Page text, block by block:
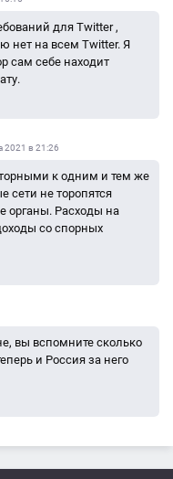
для Twitter ,
нет на всем Twitter. Я
сам себе находит
2021 в 21:26
к одним и тем же
сети не торопятся
органы. Расходы на
со спорных
вы вспомните сколько
и Россия за него